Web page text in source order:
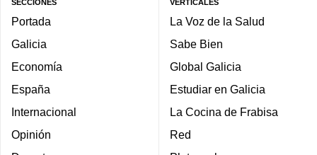
SECCIONES
Portada
Galicia
Economía
España
Internacional
Opinión
VERTICALES
La Voz de la Salud
Sabe Bien
Global Galicia
Estudiar en Galicia
La Cocina de Frabisa
Red